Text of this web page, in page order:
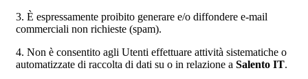
3. È espressamente proibito generare e/o diffondere e-mail
commerciali non richieste (spam).
4. Non è consentito agli Utenti effettuare attività sistematiche o
automatizzate di raccolta di dati su o in relazione a Salento IT.